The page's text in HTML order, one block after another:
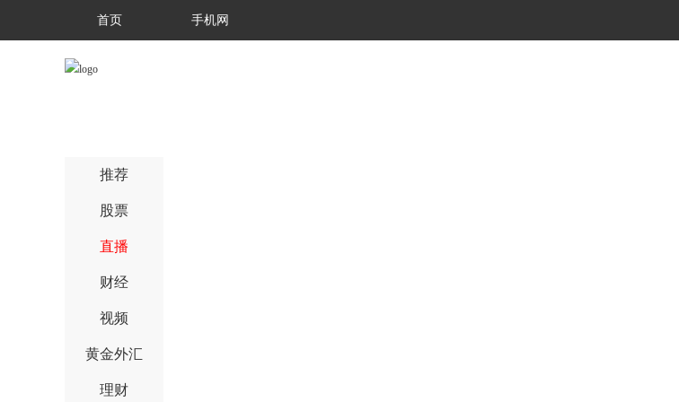
首页 手机网
推荐
股票
直播
财经
视频
黄金外汇
理财